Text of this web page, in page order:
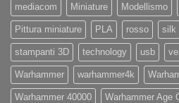
mediacom Miniature Modellismo
Pittura miniature PLA rosso silk
stampanti 3D technology usb
Warhammer warhammer4k
Warhammer 40000 Warhammer Age